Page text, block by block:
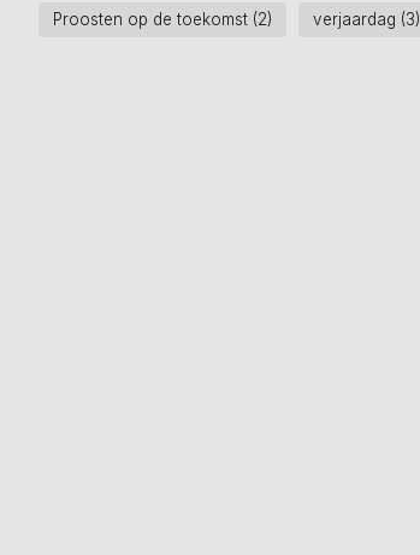
Proosten op de toekomst (2) verjaardag (3)